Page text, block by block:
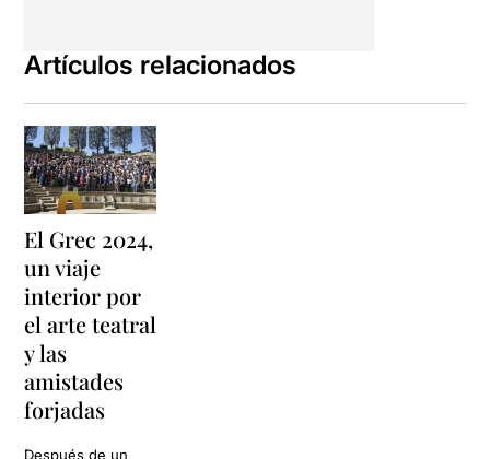
Artículos relacionados
El Grec 2024,
un viaje
interior por
el arte teatral
y las
amistades
forjadas
Después de un